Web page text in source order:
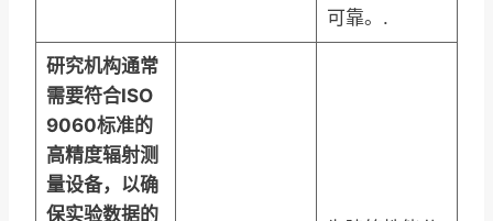
可靠。.
研究机构通常
需要符合ISO
9060标准的
高精度辐射测
量设备，以确
保实验数据的